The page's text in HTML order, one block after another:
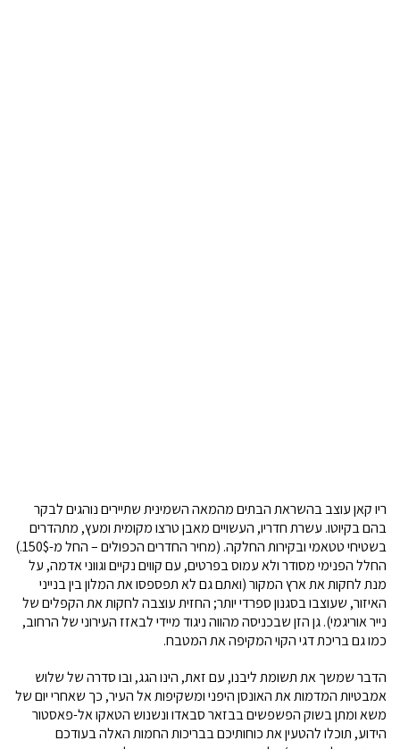
ריו קאן עוצב בהשראת הבתים מהמאה השמינית שתיירים נוהגים לבקר
בהם בקיוטו. עשרת חדריו, העשויים מאבן טרצו מקומית ומעץ, מתהדרים
בשטיחי טטאמי ובקירות החלקה. (מחיר החדרים הכפולים – החל מ-150$.)
החלל הפנימי מסודר ולא עמוס בפרטים, עם קווים נקיים וגווני אדמה, על
מנת לחקות את ארץ המקור (ואתם גם לא תפספסו את המלון בין בנייני
האיזור, שעוצבו בסגנון ספרדי יותר; החזית עוצבה לחקות את הקפלים של
נייר אוריגמי). גן הזן שבכניסה מהווה ניגוד מיידי לבאזז העירוני של הרחוב,
כמו גם בריכת דגי הקוי המקיפה את המטבח.
הדבר שמשך את תשומת ליבנו, עם זאת, הינו הגג, ובו סדרה של שלוש
אמבטיות המדמות את האונסן היפני ומשקיפות אל העיר, כך שאחרי יום של
משא ומתן בשוק הפשפשים בבזאר סבאדו ונשנוש הטאקו אל-פאסטור
הידוע, תוכלו להטעין את כוחותיכם בבריכות החמות האלה בעודכם